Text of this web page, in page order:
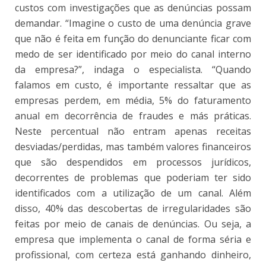
custos com investigações que as denúncias possam
demandar. “Imagine o custo de uma denúncia grave
que não é feita em função do denunciante ficar com
medo de ser identificado por meio do canal interno
da empresa?”, indaga o especialista. “Quando
falamos em custo, é importante ressaltar que as
empresas perdem, em média, 5% do faturamento
anual em decorrência de fraudes e más práticas.
Neste percentual não entram apenas receitas
desviadas/perdidas, mas também valores financeiros
que são despendidos em processos jurídicos,
decorrentes de problemas que poderiam ter sido
identificados com a utilização de um canal. Além
disso, 40% das descobertas de irregularidades são
feitas por meio de canais de denúncias. Ou seja, a
empresa que implementa o canal de forma séria e
profissional, com certeza está ganhando dinheiro,